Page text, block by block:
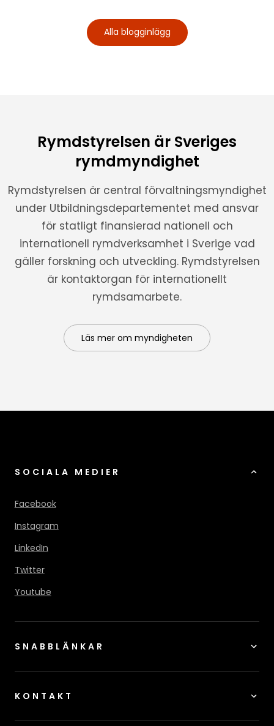
Alla blogginlägg
Rymdstyrelsen är Sveriges
rymdmyndighet
Rymdstyrelsen är central förvaltningsmyndighet
under Utbildningsdepartementet med ansvar
för statligt finansierad nationell och
internationell rymdverksamhet i Sverige vad
gäller forskning och utveckling. Rymdstyrelsen
är kontaktorgan för internationellt
rymdsamarbete.
Läs mer om myndigheten
SOCIALA MEDIER
Facebook
Instagram
LinkedIn
Twitter
Youtube
SNABBLÄNKAR
KONTAKT